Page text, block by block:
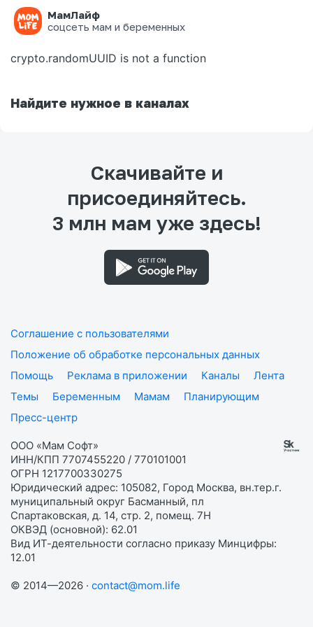
МамЛайф
соцсеть мам и беременных
Ошибка на странице
crypto.randomUUID is not a function
Найдите нужное в каналах
Скачивайте и
присоединяйтесь.
3 млн мам уже здесь!
Соглашение с пользователями
Положение об обработке персональных данных
Помощь
Реклама в приложении Каналы
Лента
Темы
Беременным Мамам
Планирующим
Пресс-центр
ООО «Мам Софт»
ИНН/КПП 7707455220 / 770101001
ОГРН 1217700330275
Юридический адрес: 105082, Город Москва, вн.тер.г.
муниципальный округ Басманный, пл
Спартаковская, д. 14, стр. 2, помещ. 7Н
ОКВЭД (основной): 62.01
Вид ИТ-деятельности согласно приказу Минцифры:
12.01
© 2014—2026 · contact@mom.life